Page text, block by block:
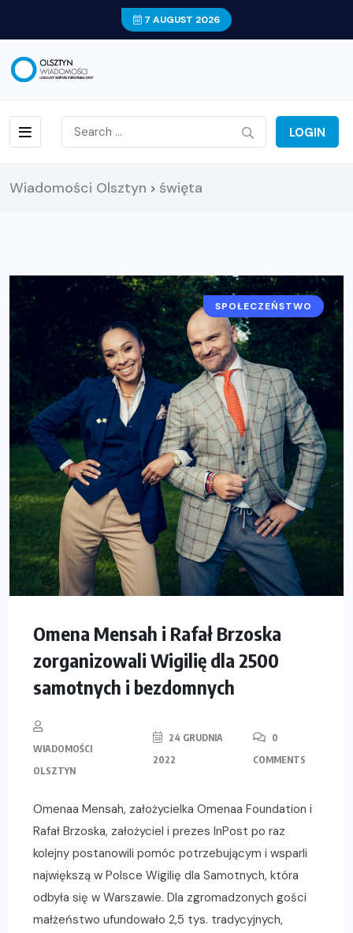
7 AUGUST 2026
LOGIN
Wiadomości Olsztyn > święta
SPOŁECZEŃSTWO
Omena Mensah i Rafał Brzoska
zorganizowali Wigilię dla 2500
samotnych i bezdomnych
WIADOMOŚCI
OLSZTYN
24 GRUDNIA
2022
0
COMMENTS
Omenaa Mensah, założycielka Omenaa Foundation i
Rafał Brzoska, założyciel i prezes InPost po raz
kolejny postanowili pomóc potrzebującym i wsparli
największą w Polsce Wigilię dla Samotnych, która
odbyła się w Warszawie. Dla zgromadzonych gości
małżeństwo ufundowało 2,5 tys. tradycyjnych,